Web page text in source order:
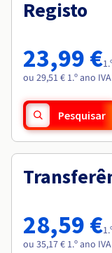
Preços
Roadmap & Changelog
Observabilidade
Roadmap & Changelog
Roadmap & Changelog
Roadmap & Changelog
Roadmap & Changelog
Registo
23,99 €
ou 29,51 € 1.º ano
Pesquisar
28,59 €
ou 35,17 € 1.º ano